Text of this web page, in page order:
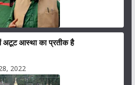
अटूट आस्था का प्रतीक है
2022